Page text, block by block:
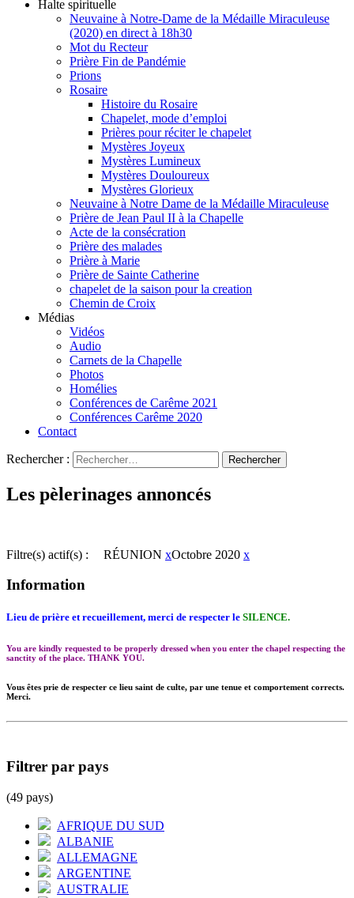
Halte spirituelle
Neuvaine à Notre-Dame de la Médaille Miraculeuse
(2020) en direct à 18h30
Mot du Recteur
Prière Fin de Pandémie
Prions
Rosaire
Histoire du Rosaire
Chapelet, mode d’emploi
Prières pour réciter le chapelet
Mystères Joyeux
Mystères Lumineux
Mystères Douloureux
Mystères Glorieux
Neuvaine à Notre Dame de la Médaille Miraculeuse
Prière de Jean Paul II à la Chapelle
Acte de la consécration
Prière des malades
Prière à Marie
Prière de Sainte Catherine
chapelet de la saison pour la creation
Chemin de Croix
Médias
Vidéos
Audio
Carnets de la Chapelle
Photos
Homélies
Conférences de Carême 2021
Conférences Carême 2020
Contact
Rechercher :
Les pèlerinages annoncés
Filtre(s) actif(s) : RÉUNION xOctobre 2020 x
Information
Lieu de prière et recueillement, merci de respecter le SILENCE.
You are kindly requested to be properly dressed when you enter the chapel respecting the
sanctity of the place. THANK YOU.
Vous êtes prie de respecter ce lieu saint de culte, par une tenue et comportement corrects.
Merci.
Filtrer par pays
(49 pays)
AFRIQUE DU SUD
ALBANIE
ALLEMAGNE
ARGENTINE
AUSTRALIE